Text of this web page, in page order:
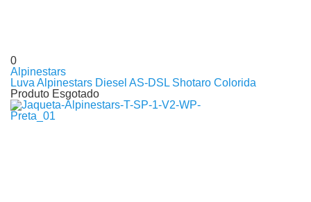
0
Alpinestars
Luva Alpinestars Diesel AS-DSL Shotaro Colorida
Produto Esgotado